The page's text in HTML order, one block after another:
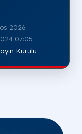
2026
07:05
Kurulu